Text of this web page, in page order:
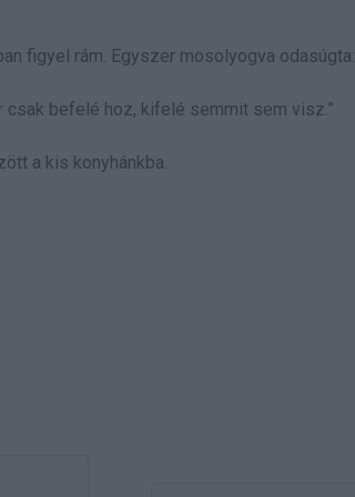
figyel rám. Egyszer mosolyogva odasúgta:
csak befelé hoz, kifelé semmit sem visz.”
a kis konyhánkba.